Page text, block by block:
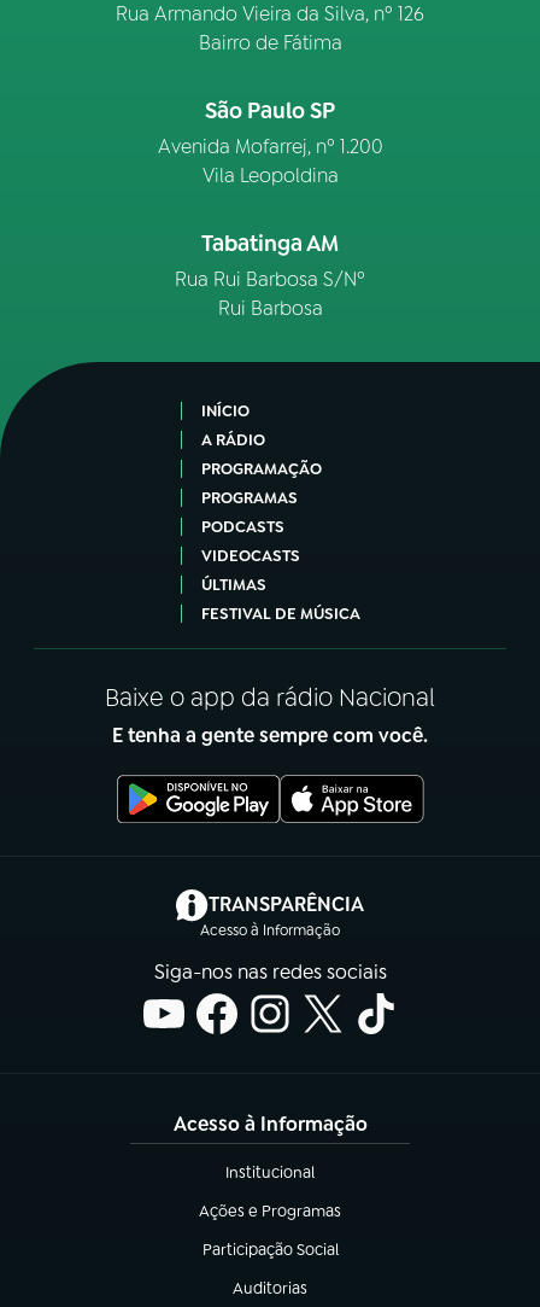
Rua Armando Vieira da Silva, nº 126
Bairro de Fátima
São Paulo SP
Avenida Mofarrej, nº 1.200
Vila Leopoldina
Tabatinga AM
Rua Rui Barbosa S/Nº
Rui Barbosa
INÍCIO
A RÁDIO
PROGRAMAÇÃO
PROGRAMAS
PODCASTS
VIDEOCASTS
ÚLTIMAS
FESTIVAL DE MÚSICA
Baixe o app da rádio Nacional
E tenha a gente sempre com você.
TRANSPARÊNCIA
Acesso à Informação
(abre em nova aba)
Siga-nos nas redes sociais
Acesso à Informação
Institucional
(abre em nova aba)
Ações e Programas
(abre em nova aba)
Participação Social
(abre em nova aba)
Auditorias
(abre em nova aba)